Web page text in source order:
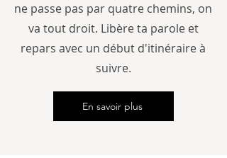
ne passe pas par quatre chemins, on
va tout droit. Libère ta parole et
repars avec un début d'itinéraire à
suivre.
En savoir plus